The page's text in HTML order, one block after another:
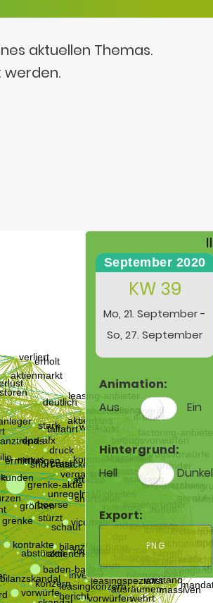
aktuellen Themas.
werden.
September 2020
KW 39
Mo, 21. September -
So, 27. September
Animation:
Aus
Ein
Hintergrund:
Hell
Dunkel
Export:
PNG